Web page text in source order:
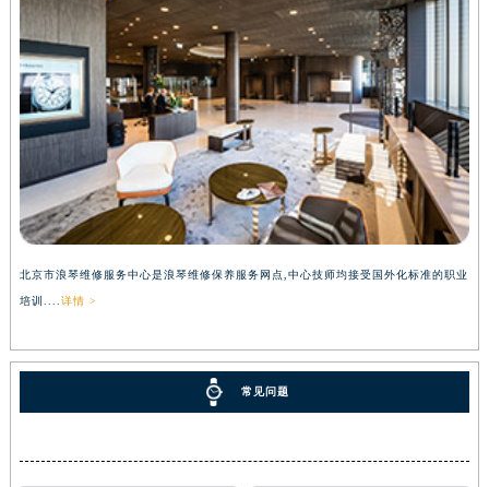
北京市浪琴维修服务中心是浪琴维修保养服务网点,中心技师均接受国外化标准的职业
培训....详情 >
常见问题